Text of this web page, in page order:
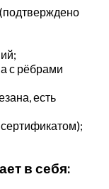
с рёбрами
есть
в себя: